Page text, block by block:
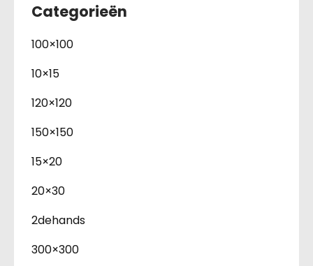
Categorieën
100×100
10×15
120×120
150×150
15×20
20×30
2dehands
300×300